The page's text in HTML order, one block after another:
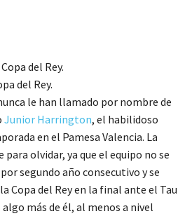
del Rey.
le han llamado por nombre de
Junior Harrington, el habilidoso
en el Pamesa Valencia. La
olvidar, ya que el equipo no se
segundo año consecutivo y se
Copa del Rey en la final ante el Tau
algo más de él, al menos a nivel